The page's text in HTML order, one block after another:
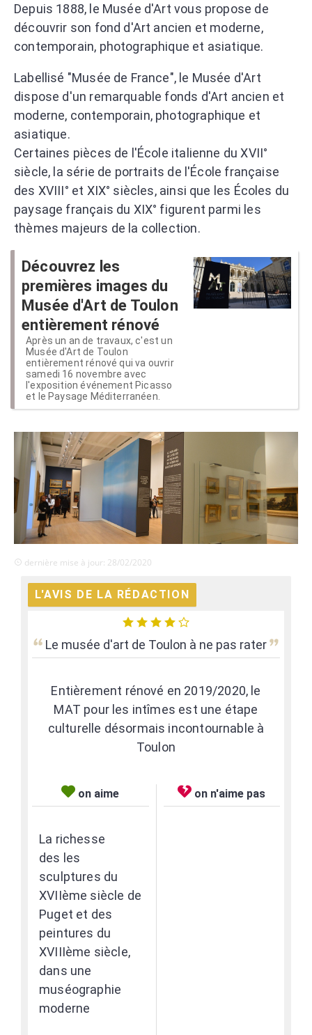
Depuis 1888, le Musée d'Art vous propose de
découvrir son fond d'Art ancien et moderne,
contemporain, photographique et asiatique.
Labellisé "Musée de France", le Musée d'Art
dispose d'un remarquable fonds d'Art ancien et
moderne, contemporain, photographique et
asiatique.
Certaines pièces de l'École italienne du XVII°
siècle, la série de portraits de l'École française
des XVIII° et XIX° siècles, ainsi que les Écoles du
paysage français du XIX° figurent parmi les
thèmes majeurs de la collection.
Découvrez les
premières images du
Musée d'Art de Toulon
entièrement rénové
Après un an de travaux, c'est un
Musée d'Art de Toulon
entièrement rénové qui va ouvrir
samedi 16 novembre avec
l'exposition événement Picasso
et le Paysage Méditerranéen.
dernière mise à jour: 28/02/2020
L'AVIS DE LA RÉDACTION
Le musée d'art de Toulon à ne pas rater
Entièrement rénové en 2019/2020, le
MAT pour les intîmes est une étape
culturelle désormais incontournable à
Toulon
on aime
La richesse
des les
sculptures du
XVIIème siècle de
Puget et des
peintures du
XVIIIème siècle,
dans une
muséographie
moderne
on n'aime pas